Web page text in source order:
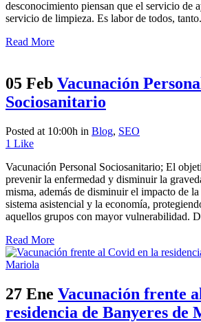
desconocimiento piensan que el servicio de
servicio de limpieza. Es labor de todos,
Read More
05 Feb Vacunación
Sociosanitario
Posted at 10:00h in Blog, SEO
1 Like
Vacunación Personal Sociosanitario; El
prevenir la enfermedad y disminuir la
misma, además de disminuir el impacto de
sistema asistencial y la economía,
aquellos grupos con mayor vulnerabilidad.
Read More
27 Ene Vacunación frente
residencia de Banyeres de